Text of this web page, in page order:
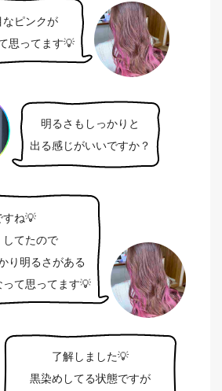
ピンクが
思ってます💡
明るさもしっかりと
出る感じがいいですか？
すね💡
てたので
り明るさがある
て思ってます💡
了解しました💡
黒染めしてる状態ですが